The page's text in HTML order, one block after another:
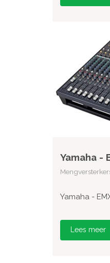
Yamaha -
Yamaha -
Lees meer